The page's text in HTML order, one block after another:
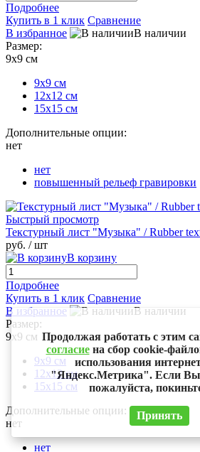
Подробнее
Купить в 1 клик Сравнение
В избранное
В наличии
Размер:
9х9 см
9х9 см
12х12 см
15х15 см
Дополнительные опции:
нет
нет
повышенный рельеф гравировки
Быстрый просмотр
Текстурный лист "Музыка" / Rubber
руб. / шт
В корзину
Подробнее
Купить в 1 клик Сравнение
В избранное
В наличии
Размер:
9х9 см
9х9 см
12х12 см
15х15 см
Дополнительные опции:
нет
нет
Продолжая работать с этим
согласиена сбор cookie-
использования
"Яндекс.Метрика". Если Вы
пожалуйста,
Принять